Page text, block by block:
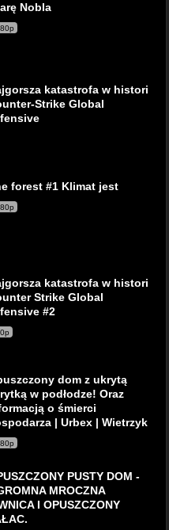
Nobla
katastrofa w histori
Strike Global
forest #1 Klimat jest
katastrofa w histori
Strike Global
#2
dom z ukrytą
w podłodze! Oraz
o śmierci
| Urbex | Wietrzyk
PUSTY DOM -
MROCZNA
I OPUSZCZONY